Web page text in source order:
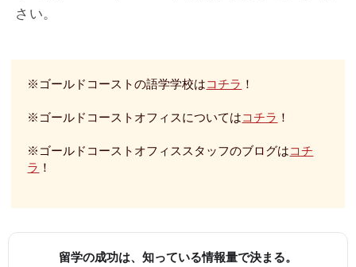
さい。
※ゴールドコーストの語学学校はコチラ ！
※ゴールドコーストオフィスについてはコチラ ！
※ゴールドコーストオフィススタッフのブログはコチ
ラ ！
留学の成功は、知っている情報量で決まる。